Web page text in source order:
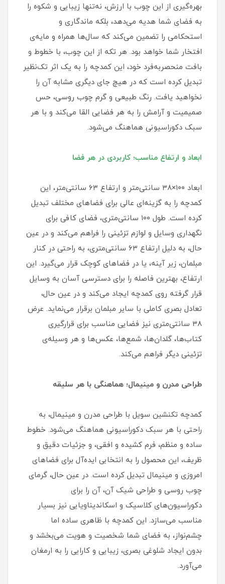
بهره‌گیری از این چوب با ارزش، نه‌تنها زیبایی و شکوه را
به فضای شما هدیه می‌دهد، بلکه ماندگاری و
استحکامی را تضمین می‌کند که سال‌ها همراه و مایه‌ی
افتخار شما خواهد بود. هر تکه از این چوب، با خطوط و
بافت منحصربه‌فرد خود، این کمدچه را به یک اثر تک‌نظیر
تبدیل کرده است که در هیچ جای دیگری مشابه آن را
نخواهید یافت. رنگ طبیعی و گرم چوب روسی، حس
صمیمیت و آرامش را به هر فضایی القا می‌کند و با هر
سبک دکوراسیونی هماهنگ می‌شود.
ابعاد و ارتفاع مناسب؛ کاربردی در هر فضا
ابعاد ۱۰۰×۳۸ سانتی‌متر و ارتفاع ۶۳ سانتی‌متر، این
کمدچه را به گزینه‌ای عالی برای فضاهای مختلف تبدیل
کرده است. طول ۱۰۰ سانتی‌متری، فضای کافی برای
نگهداری وسایل و لوازم تزئینی را فراهم می‌کند و در عین
حال، به دلیل ارتفاع ۶۳ سانتی‌متری، به راحتی در کنار
مبلمان، زیر آینه، یا در فضاهای کوچک قرار می‌گیرد. این
ارتفاع، بهترین فاصله را برای دسترسی آسان به وسایل
قرار گرفته روی کمدچه ایجاد می‌کند و در عین حال،
تعادل بصری کاملی با سایر مبلمان برقرار می‌نماید. عرض
۳۸ سانتی‌متری نیز فضایی مناسب برای قرارگیری
کتاب‌ها، گلدان‌ها، شمع‌ها، عکس‌ها و هر وسیله‌ی
تزئینی دیگر فراهم می‌کند.
طراحی مدرن و مینیمال؛ هماهنگی با هر سلیقه
کمدچه تکنشین سویل با طراحی مدرن و مینیمال، به
راحتی با هر سبک دکوراسیونی هماهنگ می‌شود. خطوط
ساده و منظم، فرم کشیده و افقی، و جزئیات دقیق و
ظریف، این محصول را به انتخابی ایده‌آل برای فضاهای
امروزی و مینیمال تبدیل کرده است. در عین حال، گرمای
چوب روسی و طراحی شیک آن، آن را برای
دکوراسیون‌های کلاسیک و اسکاندیناویایی نیز بسیار
مناسب می‌سازد. این کمدچه با ظاهری ساده اما
چشم‌نواز، به فضای شما شخصیت و هویت می‌بخشد و
بدون ایجاد شلوغی بصری، زیبایی و کارایی را به ارمغان
می‌آورد.